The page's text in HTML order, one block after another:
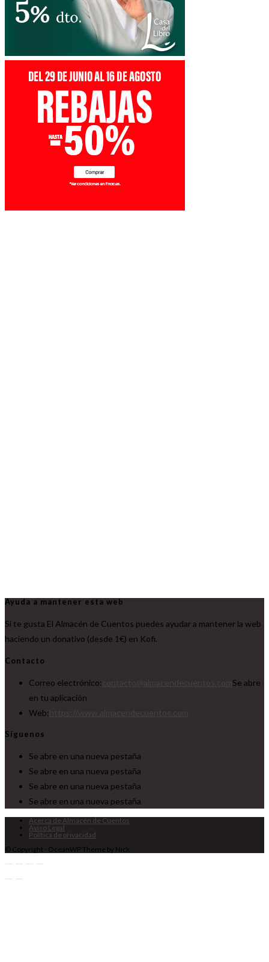
Ayuda a mantener esta web
Si te gusta El Almacén de Cuentos puedes ayudar a mantener la web
haciendo un donativo (desde 1€) en Kofi.
Contacto
Correo electrónico:
Se abre
en tu aplicación
Web:
Síguenos
Se abre en una nueva pestaña
Se abre en una nueva pestaña
Se abre en una nueva pestaña
Se abre en una nueva pestaña
Acerca de Almacén de Cuentos
Aviso Legal
Política de privacidad
© Copyright - OceanWP Theme by Nick